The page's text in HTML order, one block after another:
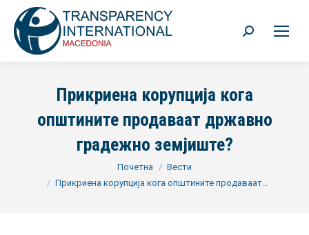
Search:
Прикриена корупција кога
општините продаваат државно
градежно земјиште?
Почетна
Вести
Прикриена корупција кога општините продаваат…